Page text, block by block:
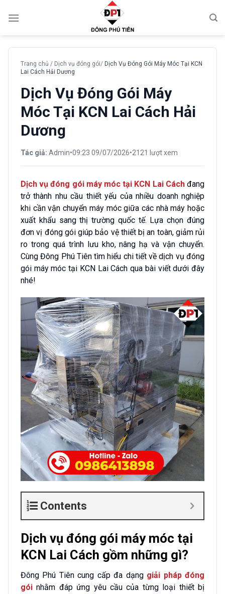
đến
Trang chủ / Dịch vụ đóng gói/ Dịch Vụ Đóng Gói Máy Móc Tại KCN
Lai Cách Hải Dương
Dịch Vụ Đóng Gói Máy
Móc Tại KCN Lai Cách Hải
Dương
Tác giả: Admin•09:23 09/07/2026•2121 lượt xem
Dịch vụ đóng gói máy móc tại KCN Lai Cáchđang
trở thành nhu cầu thiết yếu của nhiều doanh nghiệp
khi cần vận chuyển máy móc giữa các nhà máy hoặc
xuất khẩu sang thị trường quốc tế. Lựa chọn đúng
đơn vị đóng gói giúp bảo vệ thiết bị an toàn, giảm rủi
ro trong quá trình lưu kho, nâng hạ và vận chuyển.
Cùng Đông Phú Tiên tìm hiểu chi tiết về dịch vụ đóng
gói máy móc tại KCN Lai Cách qua bài viết dưới đây
nhé!
Contents
Dịch vụ đóng gói máy móc tại
KCN Lai Cách gồm những gì?
Đông Phú Tiên cung cấp đa dạng giải pháp đóng
gói nhằm đáp ứng yêu cầu của từng loại thiết bị